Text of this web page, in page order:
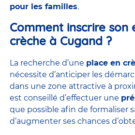
pour les familles.
Comment inscrire son
crèche à Cugand ?
La recherche d’une place en
nécessite d’anticiper les
dans une zone attractive à
est conseillé d’effectuer une
que possible afin de formaliser
d’augmenter ses chances